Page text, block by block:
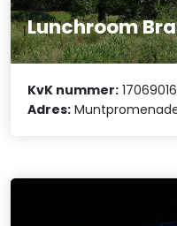
Lunchroom
KvK nummer: 17069016
Adres: